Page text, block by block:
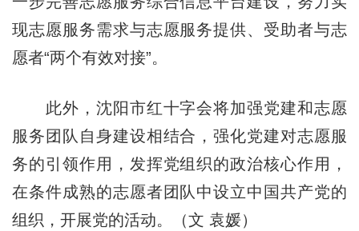
现志愿服务需求与志愿服务提供、受助者与志
愿者“两个有效对接”。
此外， 沈阳市红十字会将加强党建和志愿
服务团队自身建设相结合，强化党建对志愿服
务的引领作用，发挥党组织的政治核心作用，
在条件成熟的志愿者团队中设立中国共产党的
组织，开展党的活动。（文 袁媛）